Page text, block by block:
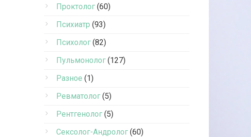
Проктолог (60)
Психиатр (93)
Психолог (82)
Пульмонолог (127)
Разное (1)
Ревматолог (5)
Рентгенолог (5)
Сексолог-Андролог (60)